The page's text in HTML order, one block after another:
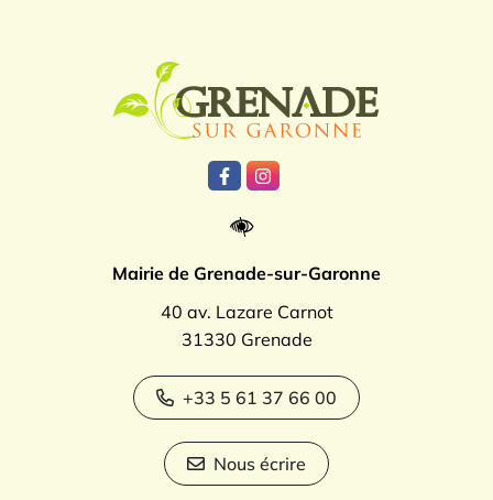
Lien vers le compte Facebook
Lien vers le compte
Mairie de Grenade-sur-Garonne
40 av. Lazare Carnot
31330 Grenade
+33 5 61 37 66 00
Nous écrire